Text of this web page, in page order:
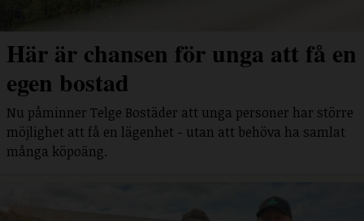
Här är chansen för unga att få en
egen bostad
Nu påminner Telge Bostäder att unga personer har större
möjlighet att få en lägenhet - utan att behöva ha samlat
många köpoäng.